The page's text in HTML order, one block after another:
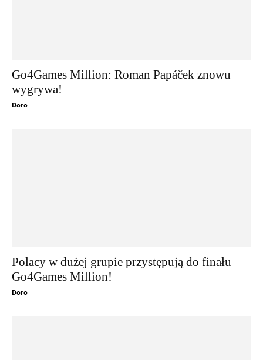
Go4Games Million: Roman Papáček znowu
wygrywa!
Doro
Polacy w dużej grupie przystępują do finału
Go4Games Million!
Doro